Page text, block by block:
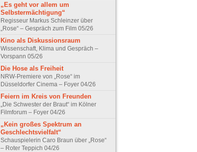
„Es geht vor allem um
Selbstermächtigung“
Regisseur Markus Schleinzer über
„Rose“ – Gespräch zum Film 05/26
Kino als Diskussionsraum
Wissenschaft, Klima und Gespräch –
Vorspann 05/26
Die Hose als Freiheit
NRW-Premiere von „Rose“ im
Düsseldorfer Cinema – Foyer 04/26
Feiern im Kreis von Freunden
„Die Schwester der Braut“ im Kölner
Filmforum – Foyer 04/26
„Kein großes Spektrum an
Geschlechtsvielfalt“
Schauspielerin Caro Braun über „Rose“
– Roter Teppich 04/26